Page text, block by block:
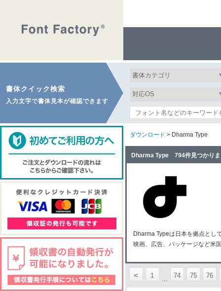
書体クイック検索
入力文字で書体見本が確認できます
ダウンロード > Dharma Type
Dharma Type 794件見つかり
Dharma Typeは日本を拠点とし
映画、広告、パッケージなど米
< 1 ... 74 75 76